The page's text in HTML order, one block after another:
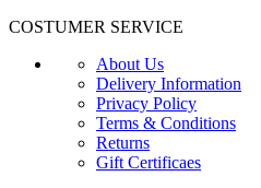
COSTUMER SERVICE
About Us
Delivery Information
Privacy Policy
Terms & Conditions
Returns
Gift Certificaes